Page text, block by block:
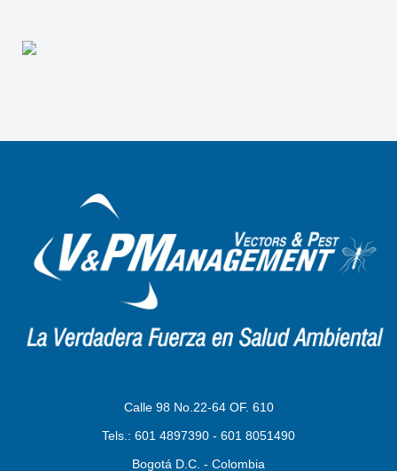
Calle 98 No.22-64 OF. 610
Tels.: 601 4897390 - 601 8051490
Bogotá D.C. - Colombia